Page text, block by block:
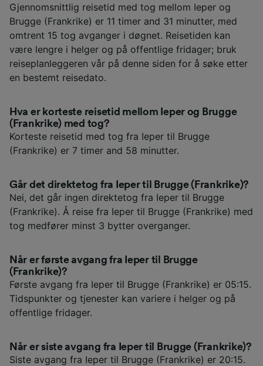
Gjennomsnittlig reisetid med tog mellom Ieper og
Brugge (Frankrike) er 11 timer and 31 minutter, med
omtrent 15 tog avganger i døgnet. Reisetiden kan
være lengre i helger og på offentlige fridager; bruk
reiseplanleggeren vår på denne siden for å søke etter
en bestemt reisedato.
Hva er korteste reisetid mellom Ieper og Brugge
(Frankrike) med tog?
Korteste reisetid med tog fra Ieper til Brugge
(Frankrike) er 7 timer and 58 minutter.
Går det direktetog fra Ieper til Brugge (Frankrike)?
Nei, det går ingen direktetog fra Ieper til Brugge
(Frankrike). Å reise fra Ieper til Brugge (Frankrike) med
tog medfører minst 3 bytter overganger.
Når er første avgang fra Ieper til Brugge
(Frankrike)?
Første avgang fra Ieper til Brugge (Frankrike) er 05:15.
Tidspunkter og tjenester kan variere i helger og på
offentlige fridager.
Når er siste avgang fra Ieper til Brugge (Frankrike)?
Siste avgang fra Ieper til Brugge (Frankrike) er 20:15.